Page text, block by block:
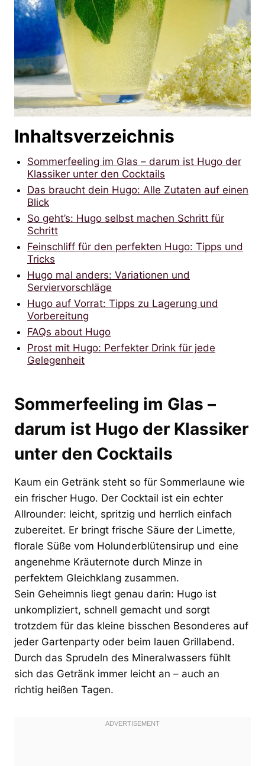
Inhaltsverzeichnis
Sommerfeeling im Glas – darum ist Hugo der
Klassiker unter den Cocktails
Das braucht dein Hugo: Alle Zutaten auf einen
Blick
So geht’s: Hugo selbst machen Schritt für
Schritt
Feinschliff für den perfekten Hugo: Tipps und
Tricks
Hugo mal anders: Variationen und
Serviervorschläge
Hugo auf Vorrat: Tipps zu Lagerung und
Vorbereitung
FAQs about Hugo
Prost mit Hugo: Perfekter Drink für jede
Gelegenheit
Sommerfeeling im Glas –
darum ist Hugo der Klassiker
unter den Cocktails
Kaum ein Getränk steht so für Sommerlaune wie
ein frischer Hugo. Der Cocktail ist ein echter
Allrounder: leicht, spritzig und herrlich einfach
zubereitet. Er bringt frische Säure der Limette,
florale Süße vom Holunderblütensirup und eine
angenehme Kräuternote durch Minze in
perfektem Gleichklang zusammen.
Sein Geheimnis liegt genau darin: Hugo ist
unkompliziert, schnell gemacht und sorgt
trotzdem für das kleine bisschen Besonderes auf
jeder Gartenparty oder beim lauen Grillabend.
Durch das Sprudeln des Mineralwassers fühlt
sich das Getränk immer leicht an – auch an
richtig heißen Tagen.